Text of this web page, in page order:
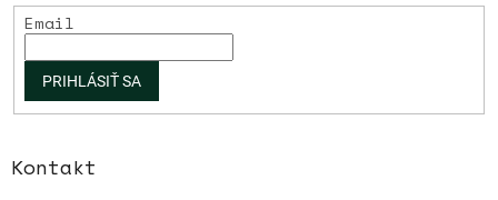
Email
PRIHLÁSIŤ SA
Kontakt